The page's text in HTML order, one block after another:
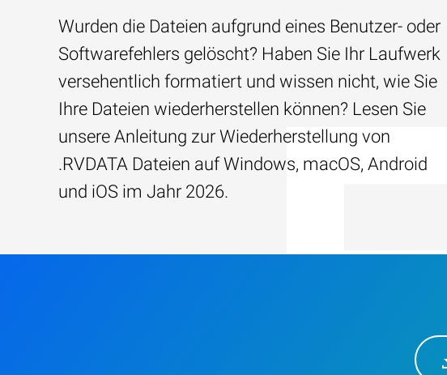
Wurden die Dateien aufgrund eines Benutzer- oder
Softwarefehlers gelöscht? Haben Sie Ihr Laufwerk
versehentlich formatiert und wissen nicht, wie Sie
Ihre Dateien wiederherstellen können? Lesen Sie
unsere Anleitung zur Wiederherstellung von
.RVDATA Dateien auf Windows, macOS, Android
und iOS im Jahr 2026.